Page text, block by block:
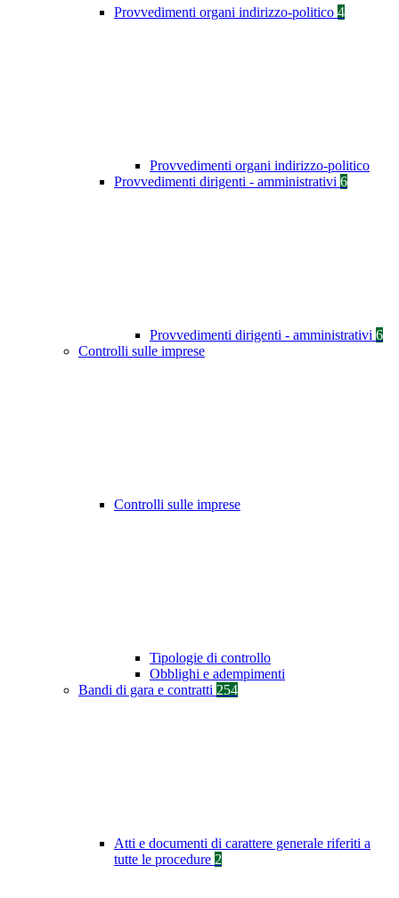
Provvedimenti organi indirizzo-politico 4
Provvedimenti organi indirizzo-politico
Provvedimenti dirigenti - amministrativi 6
Provvedimenti dirigenti - amministrativi 6
Controlli sulle imprese
Controlli sulle imprese
Tipologie di controllo
Obblighi e adempimenti
Bandi di gara e contratti 254
Atti e documenti di carattere generale riferiti a
tutte le procedure 2